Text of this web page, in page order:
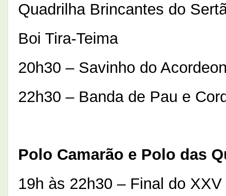
Quadrilha Brincantes do
Boi Tira-Teima
20h30 – Savinho do
22h30 – Banda de Pau e
Polo Camarão e Polo das
19h às 22h30 – Final do